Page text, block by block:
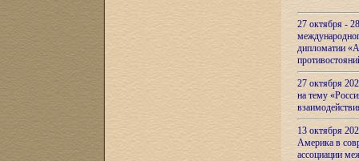
27 октября -
дипломатии
27 октября
на тему
13 октября
Америка в
ассоциации